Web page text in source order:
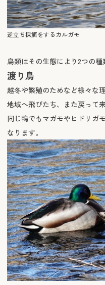
逆立ち採餌をするカルガモ
鳥類はその生態により2つの種
渡り鳥
越冬や繁殖のためなど様々な
地域へ飛びたち、また戻って
同じ鴨でもマガモやヒドリガ
なります。